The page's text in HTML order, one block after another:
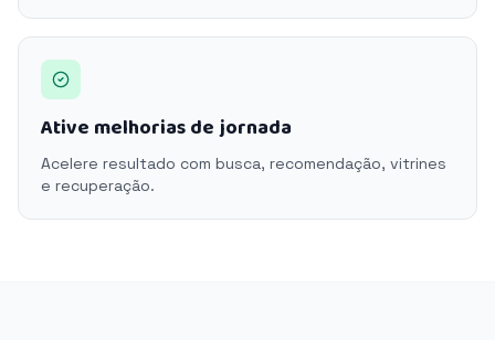
Ative melhorias de jornada
Acelere resultado com busca, recomendação, vitrines
e recuperação.